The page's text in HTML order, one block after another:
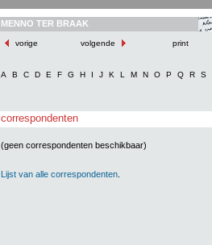
MENNO TER BRAAK
vorige volgende print
A B C D E F G H I J K L M N O P Q R S
correspondenten
(geen correspondenten beschikbaar)
Lijst van alle correspondenten